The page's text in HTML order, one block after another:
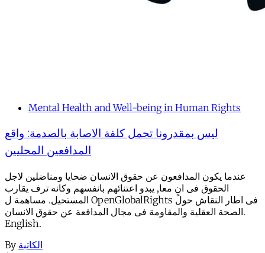
Mental Health and Well-being in Human Rights
ليس بمقدرونا تحمل كلفة الاصابة بالصدمة: واقع
المدافعين المحليين
عندما يكون المدافعون عن حقوق الانسان ضحايا ومناضلين لاجل
الحقوق فى انٍ معا, يبدو اعتنائهم بانفسهم وكانه ترف يقارب
المستحيل. مساهمة ل OpenGlobalRights فى اطار النقاش حول
الصحة العقلية والمقاومة فى مجال المدافعة عن حقوق الانسان.
English.
By الكاتبة